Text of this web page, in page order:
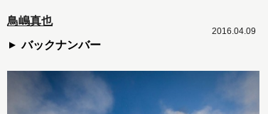
鳥嶋真也
バックナンバー
2016.04.09